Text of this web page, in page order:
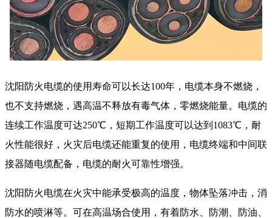
沈阳防火电缆的使用寿命可以长达100年，电缆本身不燃烧，
也不支持燃烧，遇高温不释放有毒气体，零燃烧能量。电缆的
连续工作温度可达250℃，短期工作温度可以达到 1083℃，耐
火性能很好，火灾后电缆还能重复的使用，电缆终端和中间联
接器随电缆配备，电缆的耐火可靠性增强。
沈阳防火电缆在火灾中能承受极高的温度，物体坠落冲击，消
防水的喷淋等。可在高温场合使用，有着防水、防潮、防油、